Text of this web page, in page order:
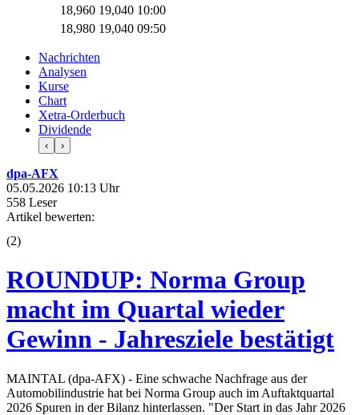
18,960 19,040 10:00
18,980 19,040 09:50
Nachrichten
Analysen
Kurse
Chart
Xetra-Orderbuch
Dividende
‹ ›
dpa-AFX
05.05.2026 10:13 Uhr
558 Leser
Artikel bewerten:
(2)
ROUNDUP: Norma Group
macht im Quartal wieder
Gewinn - Jahresziele bestätigt
MAINTAL (dpa-AFX) - Eine schwache Nachfrage aus der
Automobilindustrie hat bei Norma Group auch im Auftaktquartal
2026 Spuren in der Bilanz hinterlassen. "Der Start in das Jahr 2026